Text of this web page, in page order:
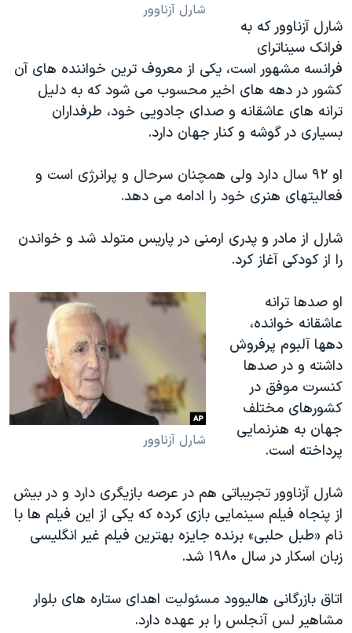
شارل آزناوور
شارل آزناوور که به
فرانک سیناترای
فرانسه مشهور است، یکی از معروف ترین خواننده های آن
کشور در دهه های اخیر محسوب می شود که به دلیل
ترانه های عاشقانه و صدای جادویی خود، طرفداران
بسیاری در گوشه و کنار جهان دارد.
او ۹۲ سال دارد ولی همچنان سرحال و پرانرژی است و
فعالیتهای هنری خود را ادامه می دهد.​
شارل از مادر و پدری ارمنی در پاریس متولد شد و خواندن
را از کودکی آغاز کرد.
شارل آزناوور
او صدها ترانه
عاشقانه خوانده،
دهها آلبوم پرفروش
داشته و در صدها
کنسرت موفق در
کشورهای مختلف
جهان به هنرنمایی
پرداخته است.
شارل آزناوور تجریباتی هم در عرصه بازیگری دارد و در بیش
از پنجاه فیلم سینمایی بازی کرده که یکی از این فیلم ها با
نام «طبل حلبی» برنده جایزه بهترین فیلم غیر انگلیسی
زبان اسکار در سال ۱۹۸۰ شد.
اتاق بازرگانی هالیوود مسئولیت اهدای ستاره های بلوار
مشاهیر لس آنجلس را بر عهده دارد.